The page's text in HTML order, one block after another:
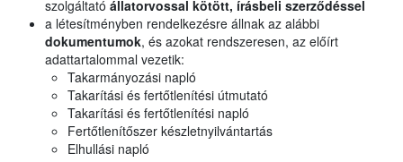
szolgáltató állatorvossal kötött, írásbeli szerződéssel
a létesítményben rendelkezésre állnak az alábbi
dokumentumok, és azokat rendszeresen, az előírt
adattartalommal vezetik:
Takarmányozási napló
Takarítási és fertőtlenítési útmutató
Takarítási és fertőtlenítési napló
Fertőtlenítőszer készletnyilvántartás
Elhullási napló